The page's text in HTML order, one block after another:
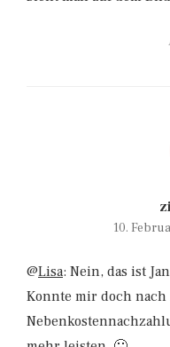
10.
@Lisa: Nein, das ist
Konnte mir doch